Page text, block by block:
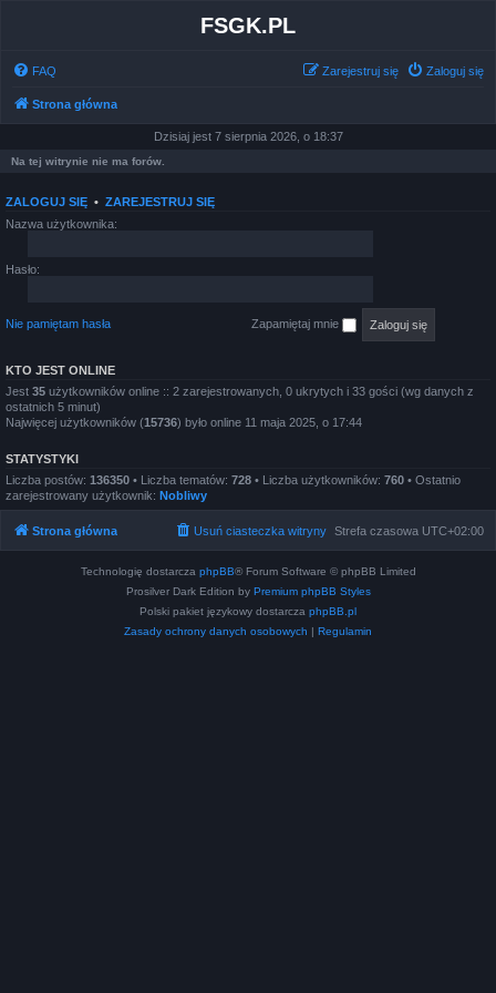
FSGK.PL
FAQ Zaloguj się
Zarejestruj się
Strona główna
Dzisiaj jest 7 sierpnia 2026, o 18:37
Na tej witrynie nie ma forów.
ZALOGUJ SIĘ • ZAREJESTRUJ SIĘ
Nazwa użytkownika:
Hasło:
Nie pamiętam hasła Zapamiętaj mnie
KTO JEST ONLINE
Jest 35 użytkowników online :: 2 zarejestrowanych, 0 ukrytych i 33 gości (wg danych z
ostatnich 5 minut)
Najwięcej użytkowników (15736) było online 11 maja 2025, o 17:44
STATYSTYKI
Liczba postów: 136350 • Liczba tematów: 728 • Liczba użytkowników: 760 • Ostatnio
zarejestrowany użytkownik: Nobliwy
Strona główna Strefa czasowa UTC+02:00
Usuń ciasteczka witryny
Technologię dostarcza phpBB® Forum Software © phpBB Limited
Prosilver Dark Edition by Premium phpBB Styles
Polski pakiet językowy dostarcza phpBB.pl
Zasady ochrony danych osobowych | Regulamin